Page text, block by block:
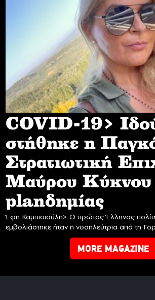
COVID-19>
στήθηκε η
Στρατιωτική
Mαύρου Κύκνου
planδημίας
Έφη Καμπισιούλη> Ο πρώτος Έλληνας
εμβολιάστηκε ήταν η νοσηλεύτρια από τη
MORE MAGAZINE